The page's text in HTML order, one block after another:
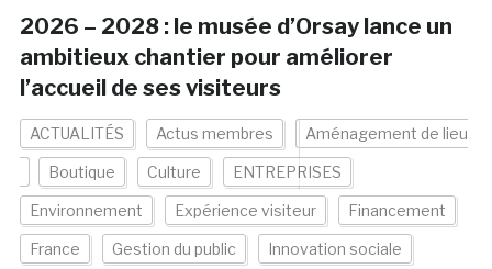
2026 – 2028 : le musée d’Orsay lance un
ambitieux chantier pour améliorer
l’accueil de ses visiteurs
ACTUALITÉS Actus membres Aménagement de lieu
Boutique Culture ENTREPRISES
Environnement Expérience visiteur Financement
France Gestion du public Innovation sociale